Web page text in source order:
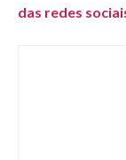
das redes